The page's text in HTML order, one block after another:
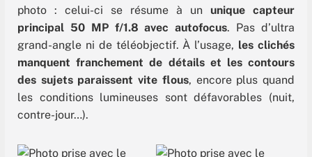
photo : celui-ci se résume à un unique capteur
principal 50 MP f/1.8 avec autofocus. Pas d’ultra
grand-angle ni de téléobjectif. À l’usage, les clichés
manquent franchement de détails et les contours
des sujets paraissent vite flous, encore plus quand
les conditions lumineuses sont défavorables (nuit,
contre-jour…).